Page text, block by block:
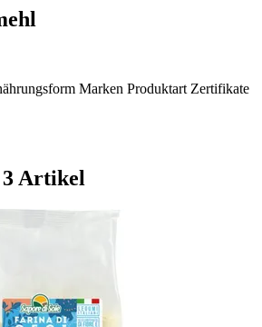
Marken Produktart Zertifikate
Artikel